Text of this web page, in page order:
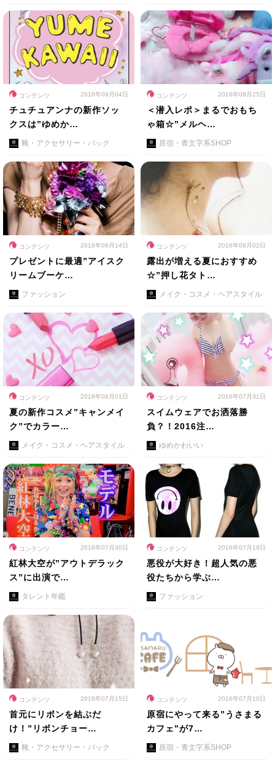
コンテンツ 2016年09月04日
チュチュアンナの新作ソッ
クスは”ゆめか…
靴・アクセサリー・バック
コンテンツ 2016年08月25日
＜潜入レポ＞まるでおもち
ゃ箱☆”メルヘ…
原宿・青文字系SHOP
コンテンツ 2016年08月14日
プレゼントに最適”アイスク
リームブーケ…
ファッション
コンテンツ 2016年08月02日
露出が増える夏におすすめ
☆”押し花タト…
メイク・コスメ・ヘアスタイル
コンテンツ 2016年08月01日
夏の新作コスメ”キャンメイ
ク”でカラー…
メイク・コスメ・ヘアスタイル
コンテンツ 2016年07月31日
スイムウェアでお洒落勝
負？！2016注…
ゆめかわいい
コンテンツ 2016年07月30日
紅林大空が”アウトデラック
ス”に出演で…
タレント年鑑
コンテンツ 2016年07月19日
悪役が大好き！超人気の悪
役たちから学ぶ…
ファッション
コンテンツ 2016年07月15日
首元にリボンを結ぶだ
け！”リボンチョー…
靴・アクセサリー・バック
コンテンツ 2016年07月10日
原宿にやって来る”うさまる
カフェ”が7…
原宿・青文字系SHOP